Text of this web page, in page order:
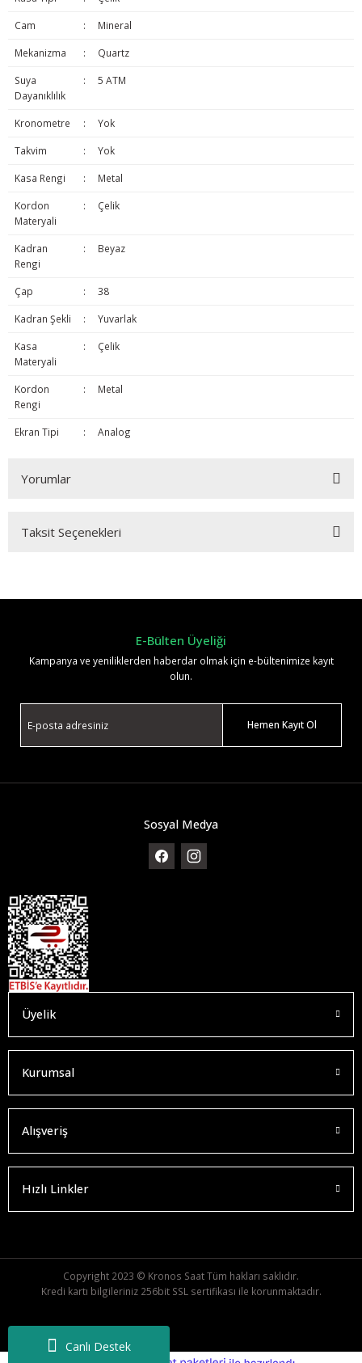
Canlı Destek
Cam : Mineral
Mekanizma : Quartz
Suya
Dayanıklılık
: 5 ATM
Kronometre : Yok
Takvim : Yok
Kasa Rengi : Metal
Kordon
Materyali
: Çelik
Kadran
Rengi
: Beyaz
Çap : 38
Kadran Şekli : Yuvarlak
Kasa
Materyali
: Çelik
Kordon
Rengi
: Metal
Ekran Tipi : Analog
Yorumlar
Taksit Seçenekleri
E-Bülten Üyeliği
Kampanya ve yeniliklerden haberdar olmak için e-bültenimize kayıt
olun.
Hemen Kayıt Ol
Sosyal Medya
Üyelik
Kurumsal
Alışveriş
Hızlı Linkler
Copyright 2023 © Kronos Saat Tüm hakları saklıdır.
Kredi kartı bilgileriniz 256bit SSL sertifikası ile korunmaktadır.